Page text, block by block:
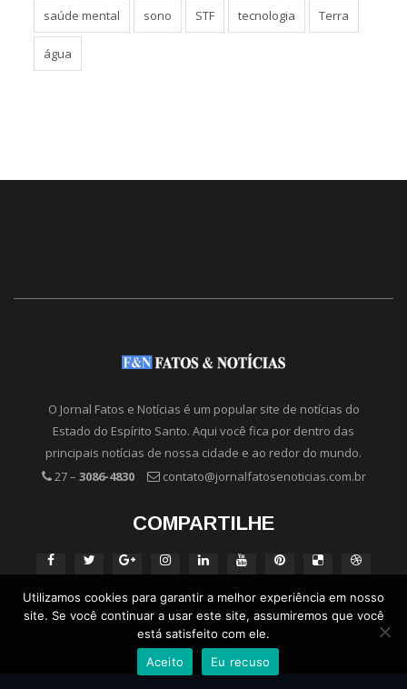
saúde mental sono STF tecnologia Terra
água
O Jornal Fatos e Notícias é um popular site de notícias do
Estado do Espírito Santo. Aqui você fica por dentro das
principais notícias de nossa cidade e ao redor do mundo.
27 – 3086-4830 contato@jornalfatosenoticias.com.br
COMPARTILHE
Utilizamos cookies para garantir a melhor experiência em nosso
site. Se você continuar a usar este site, assumiremos que você
está satisfeito com ele.
Aceito
Eu recuso